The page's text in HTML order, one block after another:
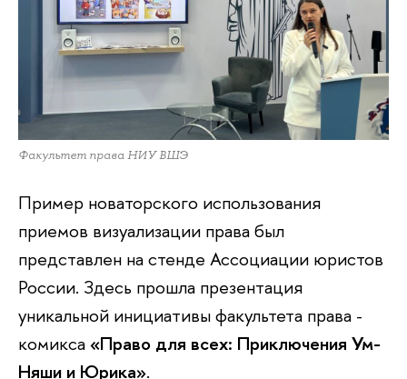
Факультет права НИУ ВШЭ
Пример новаторского использования
приемов визуализации права был
представлен на стенде Ассоциации юристов
России. Здесь прошла презентация
уникальной инициативы факультета права -
комикса«Право для всех: Приключения Ум-
Няши и Юрика».